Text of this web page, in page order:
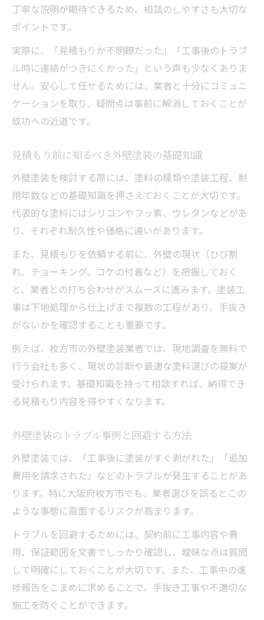
丁寧な説明が期待できるため、相談のしやすさも大切な
ポイントです。
実際に、「見積もりが不明瞭だった」「工事後のトラブ
ル時に連絡がつきにくかった」という声も少なくありま
せん。安心して任せるためには、業者と十分にコミュニ
ケーションを取り、疑問点は事前に解消しておくことが
成功への近道です。
見積もり前に知るべき外壁塗装の基礎知識
外壁塗装を検討する際には、塗料の種類や塗装工程、耐
用年数などの基礎知識を押さえておくことが大切です。
代表的な塗料にはシリコンやフッ素、ウレタンなどがあ
り、それぞれ耐久性や価格に違いがあります。
また、見積もりを依頼する前に、外壁の現状（ひび割
れ、チョーキング、コケの付着など）を把握しておく
と、業者との打ち合わせがスムーズに進みます。塗装工
事は下地処理から仕上げまで複数の工程があり、手抜き
がないかを確認することも重要です。
例えば、枚方市の外壁塗装業者では、現地調査を無料で
行う会社も多く、現状の診断や最適な塗料選びの提案が
受けられます。基礎知識を持って相談すれば、納得でき
る見積もり内容を得やすくなります。
外壁塗装のトラブル事例と回避する方法
外壁塗装では、「工事後に塗装がすぐ剥がれた」「追加
費用を請求された」などのトラブルが発生することがあ
ります。特に大阪府枚方市でも、業者選びを誤るとこの
ような事態に直面するリスクが高まります。
トラブルを回避するためには、契約前に工事内容や費
用、保証範囲を文書でしっかり確認し、曖昧な点は質問
して明確にしておくことが大切です。また、工事中の進
捗報告をこまめに求めることで、手抜き工事や不適切な
施工を防ぐことができます。